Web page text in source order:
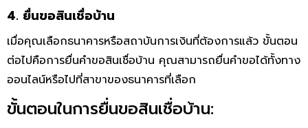
4. ยื่นขอสินเชื่อบ้าน
เมื่อคุณเลือกธนาคารหรือสถาบันการเงินที่ต้องการแล้ว ขั้นตอน
ต่อไปคือการยื่นคำขอสินเชื่อบ้าน คุณสามารถยื่นคำขอได้ทั้งทาง
ออนไลน์หรือไปที่สาขาของธนาคารที่เลือก
ขั้นตอนในการยื่นขอสินเชื่อบ้าน: